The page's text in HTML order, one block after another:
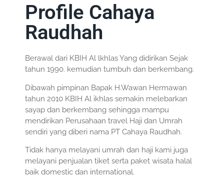
Profile Cahaya
Raudhah
Berawal dari KBIH Al lkhlas Yang didirikan Sejak
tahun 1990. kemudian tumbuh dan berkembang.
Dibawah pimpinan Bapak H.Wawan Hermawan
tahun 2010 KBIH Al ikhlas semakin melebarkan
sayap dan berkembang sehingga mampu
mendirikan Perusahaan travel Haji dan Umrah
sendiri yang diberi nama PT Cahaya Raudhah.
Tidak hanya melayani umrah dan haji kami juga
melayani penjualan tiket serta paket wisata halal
baik domestic dan international.